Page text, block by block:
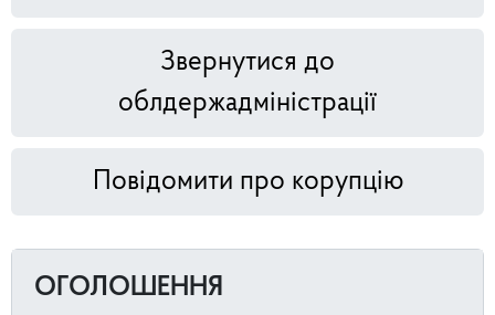
Звернутися до
облдержадміністрації
Повідомити про корупцію
ОГОЛОШЕННЯ